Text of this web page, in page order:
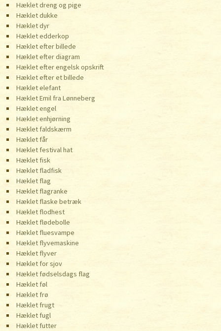
Hæklet dreng og pige
Hæklet dukke
Hæklet dyr
Hæklet edderkop
Hæklet efter billede
Hæklet efter diagram
Hæklet efter engelsk opskrift
Hæklet efter et billede
Hæklet elefant
Hæklet Emil fra Lønneberg
Hæklet engel
Hæklet enhjørning
Hæklet faldskærm
Hæklet får
Hæklet festival hat
Hæklet fisk
Hæklet fladfisk
Hæklet flag
Hæklet flagranke
Hæklet flaske betræk
Hæklet flodhest
Hæklet flødebolle
Hæklet fluesvampe
Hæklet flyvemaskine
Hæklet flyver
Hæklet for sjov
Hæklet fødselsdags flag
Hæklet føl
Hæklet frø
Hæklet frugt
Hæklet fugl
Hæklet futter